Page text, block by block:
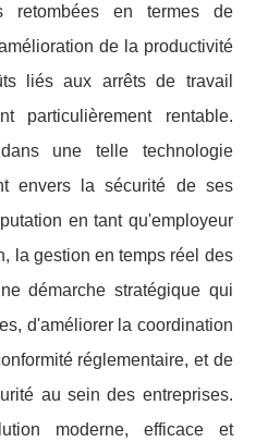
retombées en termes de
de la productivité
liés aux arrêts de travail
particulièrement rentable.
une telle technologie
envers la sécurité de ses
en tant qu'employeur
la gestion en temps réel des
démarche stratégique qui
d'améliorer la coordination
réglementaire, et de
au sein des entreprises.
moderne, efficace et